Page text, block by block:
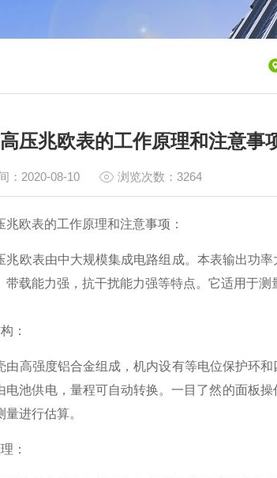
压兆欧表的工作原理和注意事
：2020-08-10 浏览次数：3264
兆欧表的工作原理和注意事项：
兆欧表由中大规模集成电路组成。本表输出功
带载能力强，抗干扰能力强等特点。它适用于
：
由高强度铝合金组成，机内设有等电位保护环
电池供电，量程可自动转换。一目了然的面板
进行估算。
：